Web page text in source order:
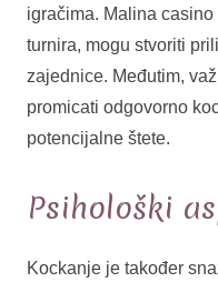
igračima. Malina
turnira, mogu stvoriti
zajednice. Međutim,
promicati odgovorno
potencijalne štete.
Psihološki
Kockanje je također